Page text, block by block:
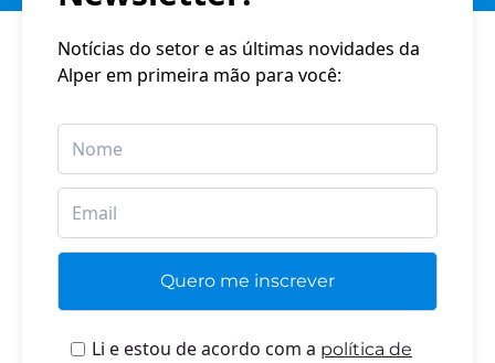
Notícias do setor e as últimas novidades da
Alper em primeira mão para você:
Li e estou de acordo com a política de